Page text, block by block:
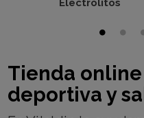
Electrolitos
Tienda
deportiva y